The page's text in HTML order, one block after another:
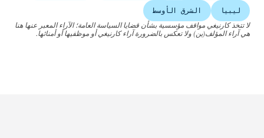
ليبيا
الشرق الأوسط
لا تتخذ كارنيغي مواقف مؤسسية بشأن قضايا السياسة العامة؛ الآراء المعبر عنها هنا
هي آراء المؤلف(ين) ولا تعكس بالضرورة آراء كارنيغي أو موظفيها أو أمنائها.